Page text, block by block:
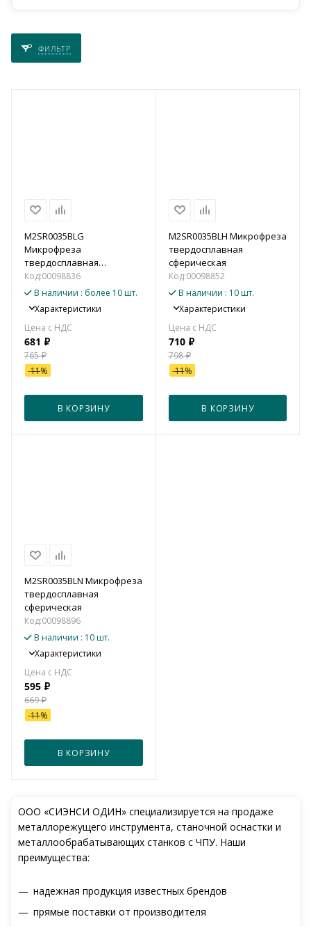
ФИЛЬТР
M2SR0035BLG
Микрофреза
твердосплавная
сферическая
Код:00098836
В наличии : более 10 шт.
Характеристики
681 ₽
765₽
-11%
В КОРЗИНУ
M2SR0035BLH Микрофреза
твердосплавная
сферическая
Код:00098852
В наличии : 10 шт.
Характеристики
710₽
798₽
-11%
В КОРЗИНУ
M2SR0035BLN Микрофреза
твердосплавная
сферическая
Код:00098896
В наличии : 10 шт.
Характеристики
595 ₽
669₽
-11%
В КОРЗИНУ
ООО «СИЭНСИ ОДИН» специализируется на продаже
металлорежущего инструмента, станочной оснастки и
металлообрабатывающих станков с ЧПУ. Наши
преимущества:
надежная продукция известных брендов
прямые поставки от производителя